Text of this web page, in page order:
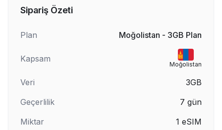
Sipariş Özeti
Plan Moğolistan - 3GB Plan
Kapsam
Moğolistan
Veri
3GB
Geçerlilik
7 gün
Miktar
1 eSIM